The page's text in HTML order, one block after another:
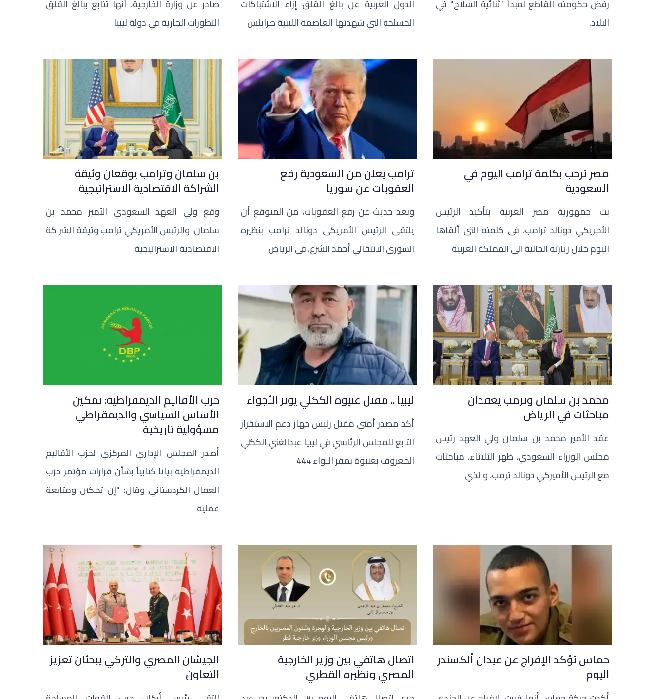
رفض حكومته القاطع لمبدأ "ثنائية السلاح" في
البلاد.
الدول العربية عن بالغ القلق إزاء الاشتباكات
المسلحة التي شهدتها العاصمة الليبية طرابلس
صادر عن وزارة الخارجية، أنها تتابع ببالغ القلق
التطورات الجارية في دولة ليبيا
مصر ترحب بكلمة ترامب اليوم في
السعودية
بت جمهورية مصر العربية بتأكيد الرئيس
الأمريكي دونالد ترامب، فى كلمته التى ألقاها
اليوم خلال زيارته الحالية الى المملكة العربية
ترامب يعلن من السعودية رفع
العقوبات عن سوريا
وبعد حديث عن رفع العقوبات، من المتوقع أن
يلتقى الرئيس الأمريكى دونالد ترامب بنظيره
السورى الانتقالي أحمد الشرع، فى الرياض
بن سلمان وترامب يوقعان وثيقة
الشراكة الاقتصادية الاستراتيجية
وقع ولي العهد السعودي الأمير محمد بن
سلمان، والرئيس الأمريكي ترامب وثيقة الشراكة
الاقتصادية الاستراتيجية
محمد بن سلمان وترمب يعقدان
مباحثات في الرياض
عقد الأمير محمد بن سلمان ولي العهد رئيس
مجلس الوزراء السعودي، ظهر الثلاثاء، مباحثات
مع الرئيس الأميركي دونالد ترمب، والذي
ليبيا .. مقتل غنيوة الككلي يوتر الأجواء
أكد مصدر أمني مقتل رئيس جهاز دعم الاستقرار
التابع للمجلس الرئاسي في ليبيا عبدالغني الككلي
المعروف بغنيوة بمقر اللواء 444
حزب الأقاليم الديمقراطية: تمكين
الأساس السياسي والديمقراطي
مسؤولية تاريخية
أصدر المجلس الإداري المركزي لحزب الأقاليم
الديمقراطية بيانا كتابياً بشأن قرارات مؤتمر حزب
العمال الكردستاني وقال: "إن تمكين ومتابعة
عملية
حماس تؤكد الإفراج عن عيدان ألكسندر
اليوم
اتصال هاتفي بين وزير الخارجية
المصري ونظيره القطري
الجيشان المصري والتركي يبحثان تعزيز
التعاون